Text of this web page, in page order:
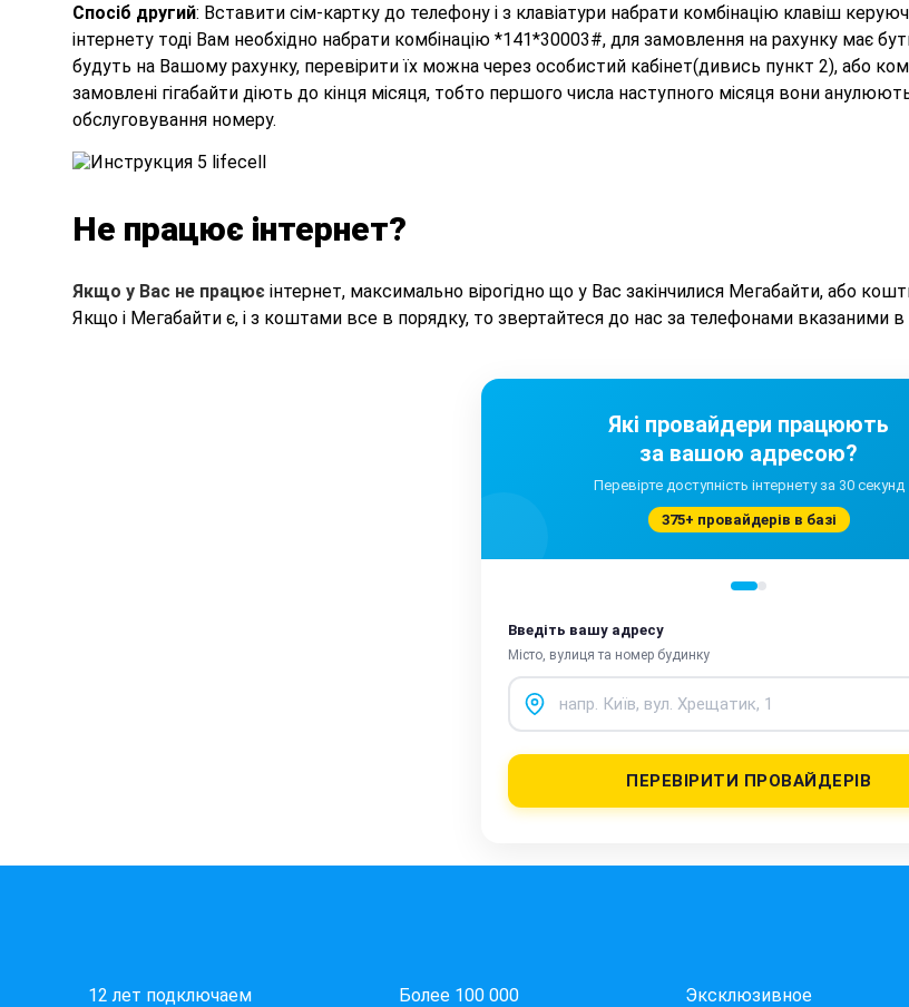
Спосіб другий: Вставити сім-картку до телефону і з клавіатури набрати комбінацію клавіш
інтернету тоді Вам необхідно набрати комбінацію *141*30003#, для замовлення на рахунку має
будуть на Вашому рахунку, перевірити їх можна через особистий кабінет(дивись пункт 2), або
замовлені гігабайти діють до кінця місяця, тобто першого числа наступного місяця вони
обслуговування номеру.
Не працює інтернет?
Якщо у Вас не працюєінтернет, максимально вірогідно що у Вас закінчилися Мегабайти, або
Якщо і Мегабайти є, і з коштами все в порядку, то звертайтеся до нас за телефонами вказаними в
Які провайдери працюють
за вашою адресою?
Перевірте доступність інтернету за 30 секунд
375+ провайдерів в базі
Введіть вашу адресу
Місто, вулиця та номер будинку
ПЕРЕВІРИТИ ПРОВАЙДЕРІВ
12 лет подключаем
Более 100 000
Эксклюзивное